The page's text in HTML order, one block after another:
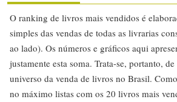
O ranking de livros mais vendidos é
simples das vendas de todas as livrarias
ao lado). Os números e gráficos aqui
justamente esta soma. Trata-se, portanto,
universo da venda de livros no Brasil.
no máximo listas com os 20 livros mais